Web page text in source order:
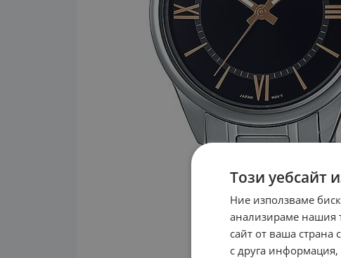
Този уебсайт
Ние използваме
анализираме нашия
сайт от ваша
с друга